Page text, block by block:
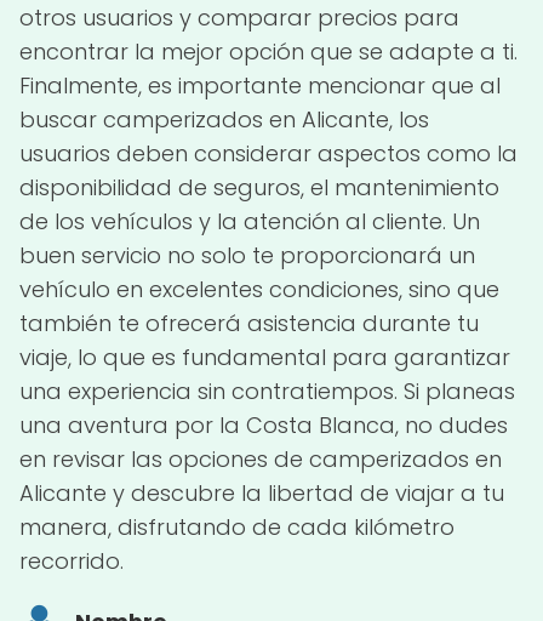
otros usuarios y comparar precios para
encontrar la mejor opción que se adapte a ti.
Finalmente, es importante mencionar que al
buscar camperizados en Alicante, los
usuarios deben considerar aspectos como la
disponibilidad de seguros, el mantenimiento
de los vehículos y la atención al cliente. Un
buen servicio no solo te proporcionará un
vehículo en excelentes condiciones, sino que
también te ofrecerá asistencia durante tu
viaje, lo que es fundamental para garantizar
una experiencia sin contratiempos. Si planeas
una aventura por la Costa Blanca, no dudes
en revisar las opciones de camperizados en
Alicante y descubre la libertad de viajar a tu
manera, disfrutando de cada kilómetro
recorrido.